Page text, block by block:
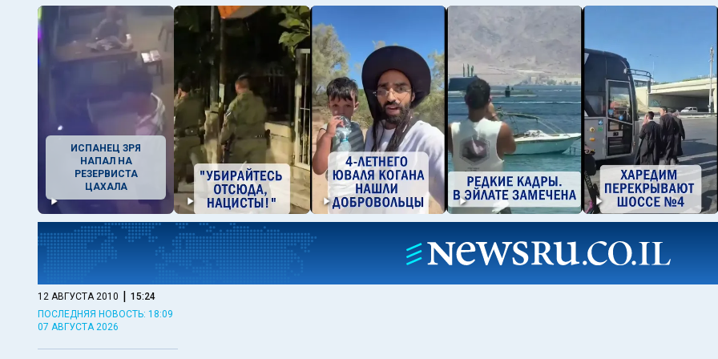
ИСПАНЕЦ ЗРЯ
НАПАЛ НА
РЕЗЕРВИСТА
ЦАХАЛА
12 АВГУСТА 2010 | 15:24
ПОСЛЕДНЯЯ НОВОСТЬ: 18:09
07 АВГУСТА 2026